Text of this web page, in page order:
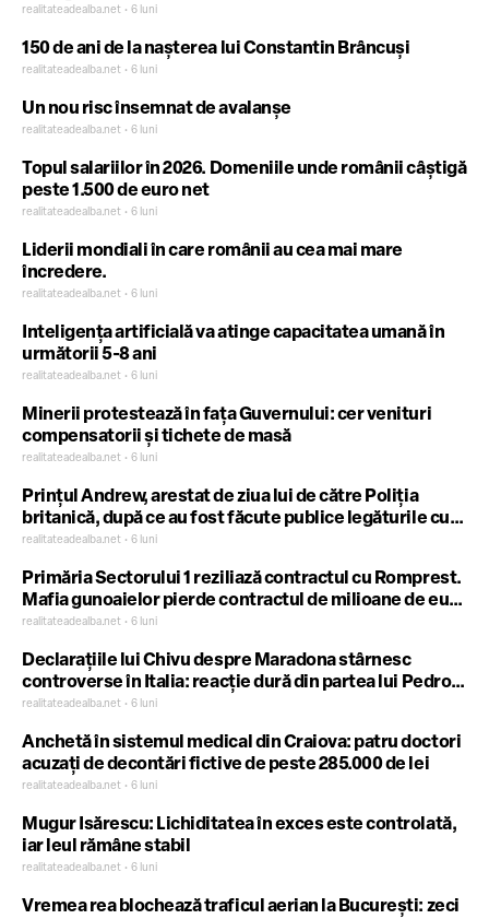
URMĂRITE ONLINE
realitateadealba.net • 6 luni
150 de ani de la nașterea lui Constantin Brâncuși
realitateadealba.net • 6 luni
Un nou risc însemnat de avalanșe
realitateadealba.net • 6 luni
Topul salariilor în 2026. Domeniile unde românii câștigă
peste 1.500 de euro net
realitateadealba.net • 6 luni
Liderii mondiali în care românii au cea mai mare
încredere.
realitateadealba.net • 6 luni
Inteligența artificială va atinge capacitatea umană în
următorii 5-8 ani
realitateadealba.net • 6 luni
Minerii protestează în fața Guvernului: cer venituri
compensatorii și tichete de masă
realitateadealba.net • 6 luni
Prințul Andrew, arestat de ziua lui de către Poliția
britanică, după ce au fost făcute publice legăturile cu
Jeffrey Epstein – FOTO
realitateadealba.net • 6 luni
Primăria Sectorului 1 reziliază contractul cu Romprest.
Mafia gunoaielor pierde contractul de milioane de euro
după ce a lăsat Capitala în dezastru
realitateadealba.net • 6 luni
Declarațiile lui Chivu despre Maradona stârnesc
controverse în Italia: reacție dură din partea lui Pedro
Pasculli
realitateadealba.net • 6 luni
Anchetă în sistemul medical din Craiova: patru doctori
acuzați de decontări fictive de peste 285.000 de lei
realitateadealba.net • 6 luni
Mugur Isărescu: Lichiditatea în exces este controlată,
iar leul rămâne stabil
realitateadealba.net • 6 luni
Vremea rea blochează traficul aerian la București: zeci